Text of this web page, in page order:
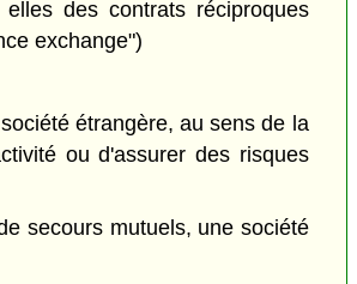
des contrats réciproques
exchange")
étrangère, au sens de la
ou d'assurer des risques
secours mutuels, une société